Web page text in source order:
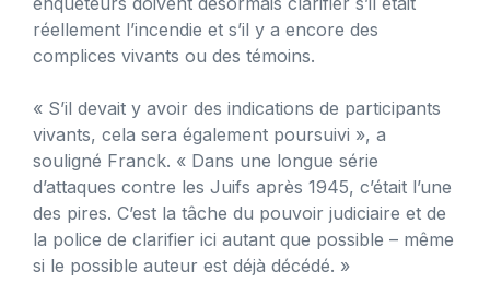
réellement l’incendie et s’il y a encore des
complices vivants ou des témoins.
« S’il devait y avoir des indications de participants
vivants, cela sera également poursuivi », a
souligné Franck. « Dans une longue série
d’attaques contre les Juifs après 1945, c’était l’une
des pires. C’est la tâche du pouvoir judiciaire et de
la police de clarifier ici autant que possible – même
si le possible auteur est déjà décédé. »